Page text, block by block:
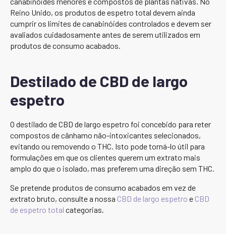
Reino Unido, os produtos de espetro total devem ainda
cumprir os limites de canabinóides controlados e devem ser
avaliados cuidadosamente antes de serem utilizados em
produtos de consumo acabados.
Destilado de CBD de largo
espetro
O destilado de CBD de largo espetro foi concebido para reter
compostos de cânhamo não-intoxicantes selecionados,
evitando ou removendo o THC. Isto pode torná-lo útil para
formulações em que os clientes querem um extrato mais
amplo do que o isolado, mas preferem uma direção sem THC.
Se pretende produtos de consumo acabados em vez de
extrato bruto, consulte a nossa CBD de largo espetro e CBD
de espetro total categorias.